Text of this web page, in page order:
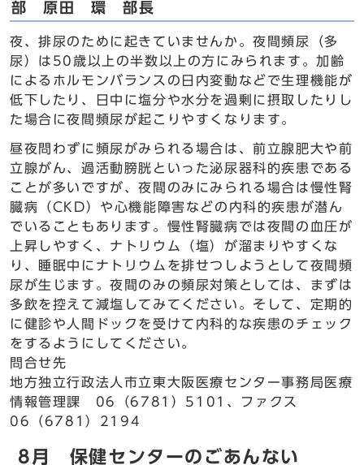
部 原田 環 部長
夜、排尿のために起きていませんか。夜間頻尿（多
尿）は50歳以上の半数以上の方にみられます。加齢
によるホルモンバランスの日内変動などで生理機能が
低下したり、日中に塩分や水分を過剰に摂取したりし
た場合に夜間頻尿が起こりやすくなります。
昼夜問わずに頻尿がみられる場合は、前立腺肥大や前
立腺がん、過活動膀胱といった泌尿器科的疾患である
ことが多いですが、夜間のみにみられる場合は慢性腎
臓病（CKD）や心機能障害などの内科的疾患が潜ん
でいることもあります。慢性腎臓病では夜間の血圧が
上昇しやすく、ナトリウム（塩）が溜まりやすくな
り、睡眠中にナトリウムを排せつしようとして夜間頻
尿が生じます。夜間のみの頻尿対策としては、まずは
多飲を控えて減塩してみてください。そして、定期的
に健診や人間ドックを受けて内科的な疾患のチェック
をするようにしてください。
問合せ先
地方独立行政法人市立東大阪医療センター事務局医療
情報管理課 06（6781）5101、ファクス
06（6781）2194
8月 保健センターのごあんない